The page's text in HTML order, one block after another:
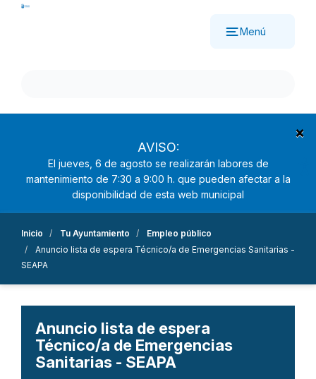
Pasar
Menú
×
AVISO:
El jueves, 6 de agosto se realizarán labores de
mantenimiento de 7:30 a 9:00 h. que pueden afectar a la
disponibilidad de esta web municipal
Inicio Tu Ayuntamiento
Empleo público
Anuncio lista de espera Técnico/a de Emergencias Sanitarias -
SEAPA
Anuncio lista de espera
Técnico/a de Emergencias
Sanitarias - SEAPA